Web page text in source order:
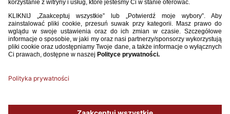
Formularz zgody trenera
•Formularz zgody rodzica/opiekuna prawnego